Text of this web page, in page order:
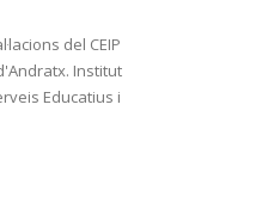
del CEIP
Institut
Educatius i